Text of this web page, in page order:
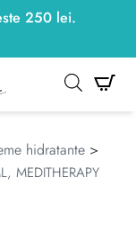
250 lei.
hidratante >
MEDITHERAPY